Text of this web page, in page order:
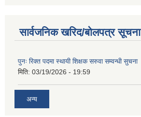
सार्वजनिक खरिद/बोलपत्र सूचना
पुनः रिक्त पदमा स्थायी शिक्षक सरुवा सम्वन्धी सुचना
मिति: 03/19/2026 - 19:59
अन्य